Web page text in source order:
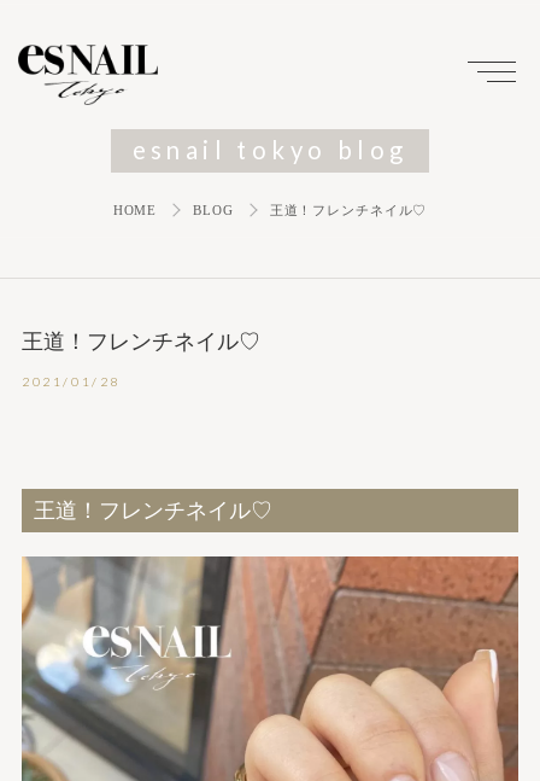
esnail tokyo blog
HOME BLOG 王道！フレンチネイル♡
王道！フレンチネイル♡
2021/01/28
王道！フレンチネイル♡